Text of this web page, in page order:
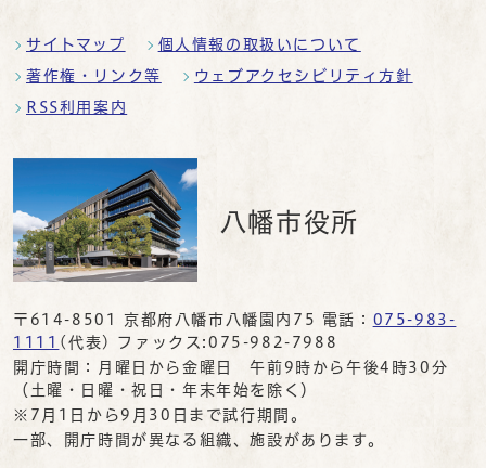
サイトマップ 個人情報の取扱いについて
著作権・リンク等 ウェブアクセシビリティ方針
RSS利用案内
八幡市役所
〒614-8501 京都府八幡市八幡園内75 電話： 075-983-
1111 (代表) ファックス:075-982-7988
開庁時間：月曜日から金曜日 午前9時から午後4時30分
（土曜・日曜・祝日・年末年始を除く）
※7月1日から9月30日まで試行期間。
一部、開庁時間が異なる組織、施設があります。